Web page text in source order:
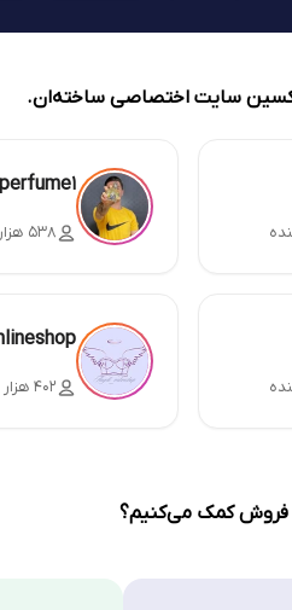
سایت اختصاصی ساخته‌ان.
۵۳۸ هزار دنبال‌کننده
۴۰۲ هزار دنبال‌کننده
فروش کمک می‌کنیم؟